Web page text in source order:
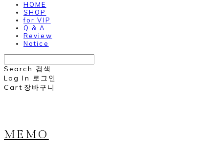
HOME
SHOP
for VIP
Q & A
Review
Notice
Search 검색
Log In 로그인
Cart 장바구니
MEMO